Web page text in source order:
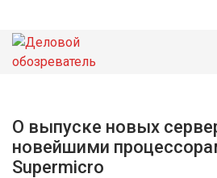
НОВОСТИ
О выпуске новых
новейшими
Supermicro